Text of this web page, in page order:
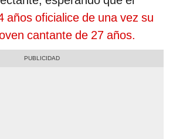
años oficialice de una vez su
cantante de 27 años.